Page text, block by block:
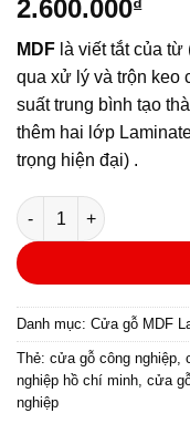
2.600.000₫
MDF là viết tắt của
qua xử lý và trộn keo
suất trung bình tạo
thêm hai lớp
trọng hiện đại) .
Cửa gỗ công nghiệp
Danh mục: Cửa gỗ MDF
Thẻ: cửa gỗ công nghiệp,
nghiệp hồ chí minh, cửa
nghiệp